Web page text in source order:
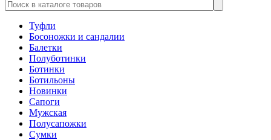
Туфли
Босоножки и сандалии
Балетки
Полуботинки
Ботинки
Ботильоны
Новинки
Сапоги
Мужская
Полусапожки
Сумки